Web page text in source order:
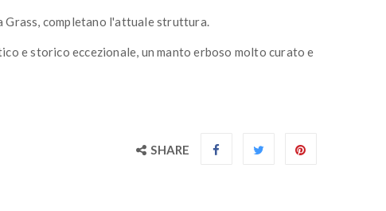
Grass, completano l'attuale struttura.
e storico eccezionale, un manto erboso molto curato e
SHARE